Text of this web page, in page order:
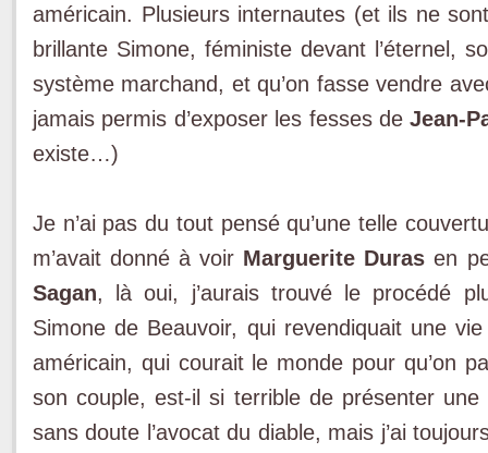
américain. Plusieurs internautes (et ils ne
brillante Simone, féministe devant l’éternel,
système marchand, et qu’on fasse vendre
jamais permis d’exposer les fesses deJean-
existe…)
Je n’ai pas du tout pensé qu’une telle
m’avait donné à voir Marguerite Duras en
Sagan, là oui, j’aurais trouvé le procédé
Simone de Beauvoir, qui revendiquait une
américain, qui courait le monde pour qu’on
son couple, est-il si terrible de présenter
sans doute l’avocat du diable, mais j’ai